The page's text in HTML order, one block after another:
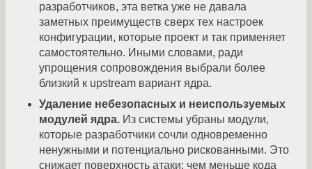
разработчиков, эта ветка уже не давала
заметных преимуществ сверх тех настроек
конфигурации, которые проект и так применяет
самостоятельно. Иными словами, ради
упрощения сопровождения выбрали более
близкий к upstream вариант ядра.
Удаление небезопасных и неиспользуемых
модулей ядра. Из системы убраны модули,
которые разработчики сочли одновременно
ненужными и потенциально рискованными. Это
снижает поверхность атаки: чем меньше кода